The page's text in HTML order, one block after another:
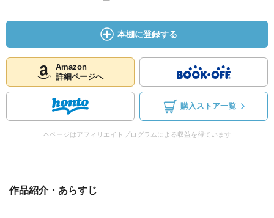
本棚に登録する
Amazon
詳細ページへ
購入ストア一覧
本ページはアフィリエイトプログラムによる収益を得ています
作品紹介・あらすじ